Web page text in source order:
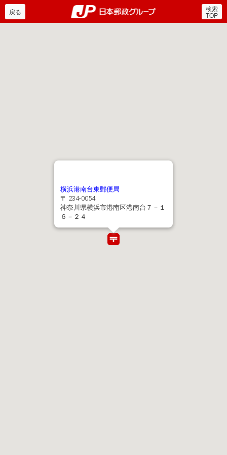
郵便局・日本郵政グルー
戻る 検索
TOP
横浜港南台東郵便局
〒 234-0054
神奈川県横浜市港南区港南台７－１
６－２４